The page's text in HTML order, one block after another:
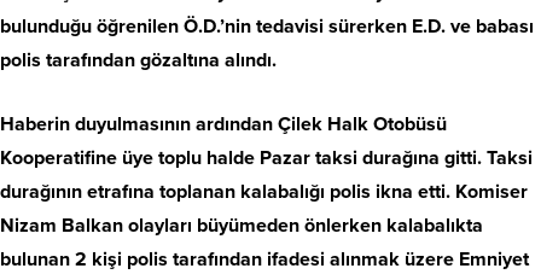
bulunduğu öğrenilen Ö.D.’nin tedavisi sürerken E.D. ve babası
polis tarafından gözaltına alındı.
Haberin duyulmasının ardından Çilek Halk Otobüsü
Kooperatifine üye toplu halde Pazar taksi durağına gitti. Taksi
durağının etrafına toplanan kalabalığı polis ikna etti. Komiser
Nizam Balkan olayları büyümeden önlerken kalabalıkta
bulunan 2 kişi polis tarafından ifadesi alınmak üzere Emniyet